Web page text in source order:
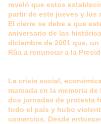
reveló que estos
partir de este jueves y los
El cierre se debe a que
aniversario de las
diciembre de 2001 que,
Rúa a renunciar a la
La crisis social,
marcada en la memoria
dos jornadas de protesta
todo el país y hubo
comercios. Desde